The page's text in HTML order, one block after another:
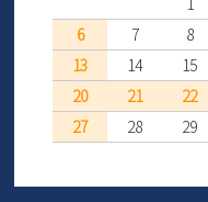
6
7 8
13
14 15
20
21 22
27
28 29